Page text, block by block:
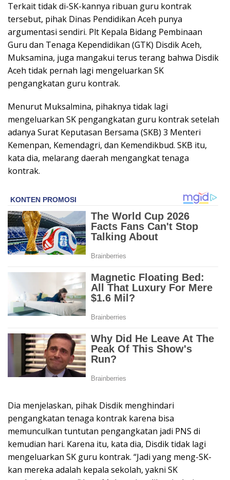
Terkait tidak di-SK-kannya ribuan guru kontrak
tersebut, pihak Dinas Pendidikan Aceh punya
argumentasi sendiri. Plt Kepala Bidang Pembinaan
Guru dan Tenaga Kependidikan (GTK) Disdik Aceh,
Muksamina, juga mangakui terus terang bahwa Disdik
Aceh tidak pernah lagi mengeluarkan SK
pengangkatan guru kontrak.
Menurut Muksalmina, pihaknya tidak lagi
mengeluarkan SK pengangkatan guru kontrak setelah
adanya Surat Keputasan Bersama (SKB) 3 Menteri
Kemenpan, Kemendagri, dan Kemendikbud. SKB itu,
kata dia, melarang daerah mengangkat tenaga
kontrak.
Dia menjelaskan, pihak Disdik menghindari
pengangkatan tenaga kontrak karena bisa
memunculkan tuntutan pengangkatan jadi PNS di
kemudian hari. Karena itu, kata dia, Disdik tidak lagi
mengeluarkan SK guru kontrak. “Jadi yang meng-SK-
kan mereka adalah kepala sekolah, yakni SK